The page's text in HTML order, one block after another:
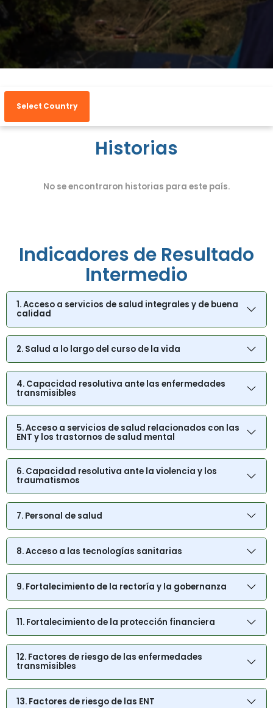
Select Country
Historias
No se encontraron historias para este país.
Indicadores de Resultado
Intermedio
1. Acceso a servicios de salud integrales y de buena
calidad
2. Salud a lo largo del curso de la vida
4. Capacidad resolutiva ante las enfermedades
transmisibles
5. Acceso a servicios de salud relacionados con las
ENT y los trastornos de salud mental
6. Capacidad resolutiva ante la violencia y los
traumatismos
7. Personal de salud
8. Acceso a las tecnologías sanitarias
9. Fortalecimiento de la rectoría y la gobernanza
11. Fortalecimiento de la protección financiera
12. Factores de riesgo de las enfermedades
transmisibles
13. Factores de riesgo de las ENT